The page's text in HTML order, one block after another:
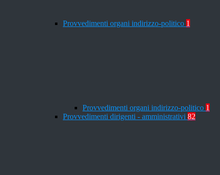
Provvedimenti organi indirizzo-politico 1
Provvedimenti organi indirizzo-politico 1
Provvedimenti dirigenti - amministrativi 82